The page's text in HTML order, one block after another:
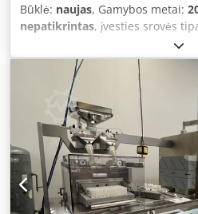
Būklė: naujas, Gamybos metai:
nepatikrintas, įvesties srovės
, plėvelės
diametras:300 mm, bendras
, pjovimo ilgis (maks.): 6 000
SZCZĘKI Z
„FLOW PACK“ tipo pakavimo
lizdines pakuotes, gamintojo
pagaminta 2020 m. – MAŠINA
SUKOMPLEKTUOTA.
PRODUKTŲ ĮVEDIMO ĮTAISAS,
TIEKDAMAS MAŠINĄ, NEĮDIEGĖ
TAIGI NEREIKĖJO JOS VISIŠKAI